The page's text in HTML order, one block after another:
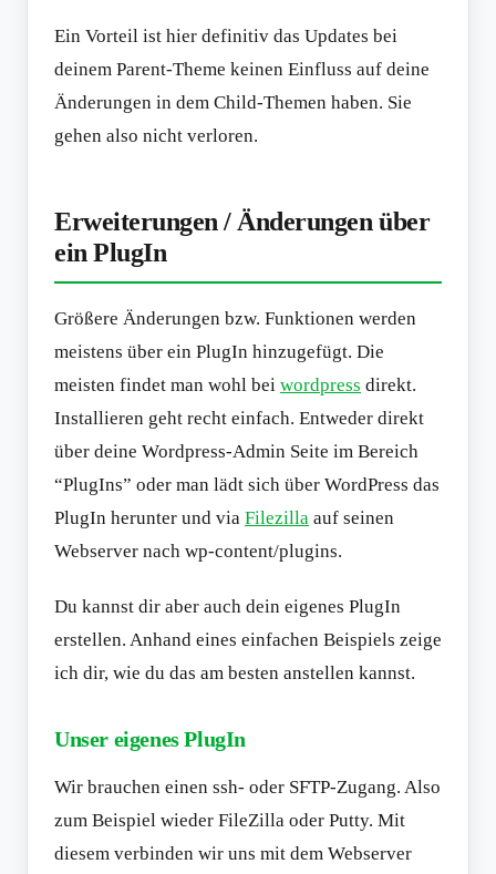
Ein Vorteil ist hier definitiv das Updates bei
deinem Parent-Theme keinen Einfluss auf deine
Änderungen in dem Child-Themen haben. Sie
gehen also nicht verloren.
Erweiterungen / Änderungen über
ein PlugIn
Größere Änderungen bzw. Funktionen werden
meistens über ein PlugIn hinzugefügt. Die
meisten findet man wohl bei wordpress direkt.
Installieren geht recht einfach. Entweder direkt
über deine Wordpress-Admin Seite im Bereich
“PlugIns” oder man lädt sich über WordPress das
PlugIn herunter und via Filezilla auf seinen
Webserver nach wp-content/plugins.
Du kannst dir aber auch dein eigenes PlugIn
erstellen. Anhand eines einfachen Beispiels zeige
ich dir, wie du das am besten anstellen kannst.
Unser eigenes PlugIn
Wir brauchen einen ssh- oder SFTP-Zugang. Also
zum Beispiel wieder FileZilla oder Putty. Mit
diesem verbinden wir uns mit dem Webserver